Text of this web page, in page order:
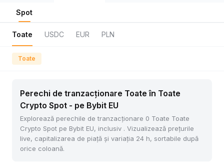
Spot
Toate USDC EUR PLN
Toate
Perechi de tranzacționare Toate în Toate
Crypto Spot - pe Bybit EU
Explorează perechile de tranzacționare 0 Toate Toate
Crypto Spot pe Bybit EU, inclusiv . Vizualizează prețurile
live, capitalizarea de piață și variația 24 h, sortabile după
orice coloană.